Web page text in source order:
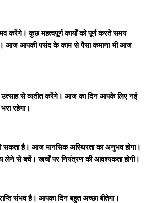
करेंगे। कुछ महत्वपूर्ण कार्यों को पूर्ण करते समय
आज आपकी पसंद के काम से पैसा कमाना भी आज
से व्यतीत करेंगे। आज का दिन आपके लिए नई
रहेगा।
सकता है। आज मानसिक अस्थिरता का अनुभव होगा।
लेने से बचें। खर्चों पर नियंत्रण की आवश्यकता होगी।
संभव है। आपका दिन बहुत अच्छा बीतेगा।